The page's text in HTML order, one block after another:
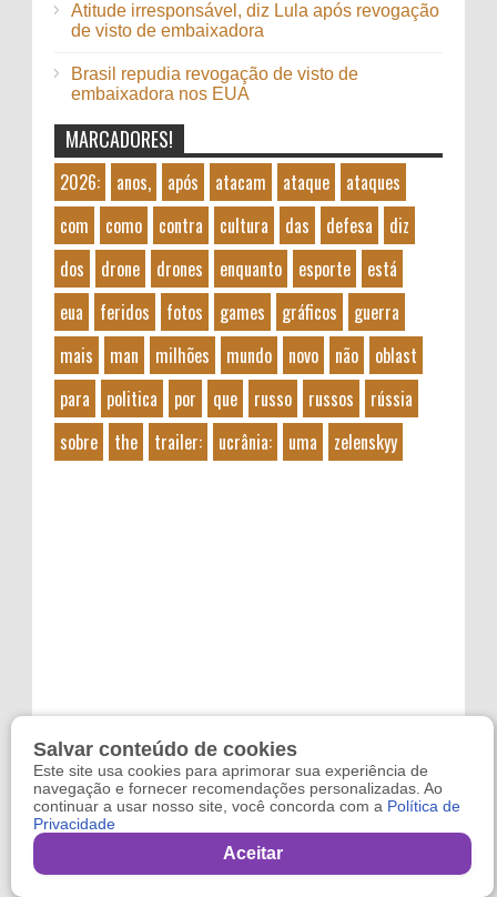
Atitude irresponsável, diz Lula após revogação
de visto de embaixadora
Brasil repudia revogação de visto de
embaixadora nos EUA
MARCADORES!
2026: anos, após atacam ataque
ataques
com
como contra cultura das defesa
diz
dos
drone drones enquanto esporte
está
eua
feridos fotos games gráficos
guerra
mais
man milhões mundo novo não
oblast
para
politica por que russo russos
rússia
sobre
the trailer: ucrânia: uma zelenskyy
Reviltec,Filmes Online
Salvar conteúdo de cookies
Este site usa cookies para aprimorar sua experiência de
navegação e fornecer recomendações personalizadas. Ao
continuar a usar nosso site, você concorda com a Política de
Privacidade
Aceitar